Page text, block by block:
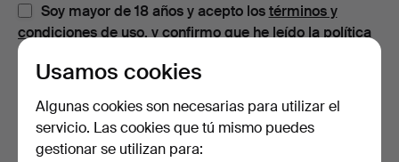
Soy mayor de 18 años y acepto lostérminos y
condiciones de uso, y confirmo que he leído la política
de privacidad
Continuar con Facebook
Acepta las condiciones para continuar.
Usamos cookies
Algunas cookies son necesarias para utilizar el
servicio. Las cookies que tú mismo puedes
gestionar se utilizan para: